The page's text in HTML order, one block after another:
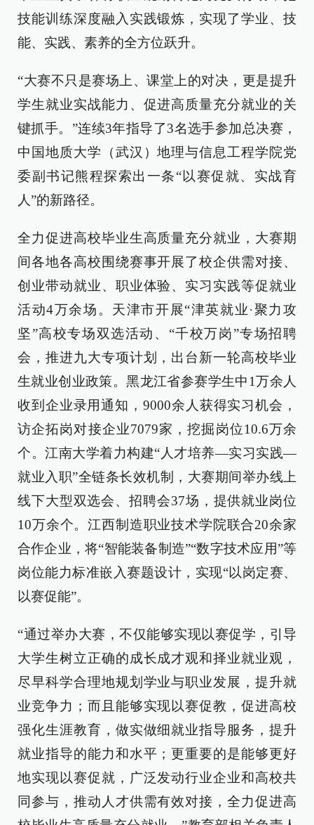
技能训练深度融入实践锻炼，实现了学业、技
能、实践、素养的全方位跃升。
“大赛不只是赛场上、课堂上的对决，更是提升
学生就业实战能力、促进高质量充分就业的关
键抓手。”连续3年指导了3名选手参加总决赛，
中国地质大学（武汉）地理与信息工程学院党
委副书记熊程探索出一条“以赛促就、实战育
人”的新路径。
全力促进高校毕业生高质量充分就业，大赛期
间各地各高校围绕赛事开展了校企供需对接、
创业带动就业、职业体验、实习实践等促就业
活动4万余场。天津市开展“津英就业·聚力攻
坚”高校专场双选活动、“千校万岗”专场招聘
会，推进九大专项计划，出台新一轮高校毕业
生就业创业政策。黑龙江省参赛学生中1万余人
收到企业录用通知，9000余人获得实习机会，
访企拓岗对接企业7079家，挖掘岗位10.6万余
个。江南大学着力构建“人才培养—实习实践—
就业入职”全链条长效机制，大赛期间举办线上
线下大型双选会、招聘会37场，提供就业岗位
10万余个。江西制造职业技术学院联合20余家
合作企业，将“智能装备制造”“数字技术应用”等
岗位能力标准嵌入赛题设计，实现“以岗定赛、
以赛促能”。
“通过举办大赛，不仅能够实现以赛促学，引导
大学生树立正确的成长成才观和择业就业观，
尽早科学合理地规划学业与职业发展，提升就
业竞争力；而且能够实现以赛促教，促进高校
强化生涯教育，做实做细就业指导服务，提升
就业指导的能力和水平；更重要的是能够更好
地实现以赛促就，广泛发动行业企业和高校共
同参与，推动人才供需有效对接，全力促进高